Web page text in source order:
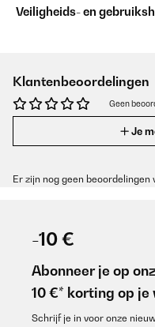
Veiligheids- en
Klantenbeoordelingen
Geen
Je
Er zijn nog geen
-10 €
Abonneer je op
10 €* korting op
Schrijf je in voor onze